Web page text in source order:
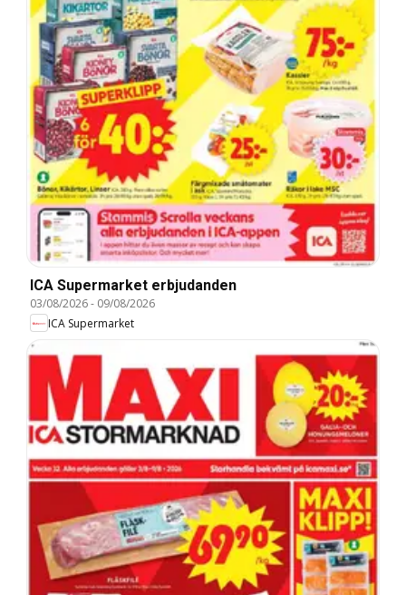
ICA Supermarket erbjudanden
03/08/2026- 09/08/2026
ICA Supermarket